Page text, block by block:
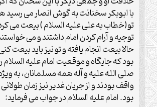
با ابوبکر سخنانت به گوش انصار می رسید
تو(خطاب به علی علیه السلام ) بیعت می
توجیه و آرام کردن امام داشتند و می
حالا بیعت انجام یافته و تو نیز باید بیعت
بود که جایگاه و موقعیت امام علیه السلام
صلی الله علیه و آله همه مسلمانان، به
واقف بودند و از جریان غدیر نیز زمان
بود. امام علیه السلام در جواب می فرماید: